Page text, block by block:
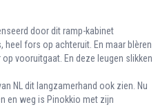
door dit ramp-kabinet
heel fors op achteruit. En maar blèren
vooruitgaat. En deze leugen slikken
NL dit langzamerhand ook zien. Nu
en weg is Pinokkio met zijn